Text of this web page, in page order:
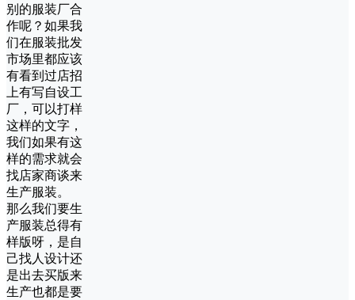
别的服装厂合
作呢？如果我
们在服装批发
市场里都应该
有看到过店招
上有写自设工
厂，可以打样
这样的文字，
我们如果有这
样的需求就会
找店家商谈来
生产服装。
那么我们要生
产服装总得有
样版呀，是自
己找人设计还
是出去买版来
生产也都是要